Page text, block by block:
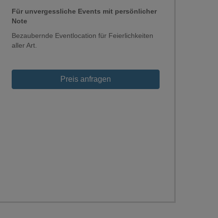
Für unvergessliche Events mit persönlicher
Note
Bezaubernde Eventlocation für Feierlichkeiten
aller Art.
Preis anfragen